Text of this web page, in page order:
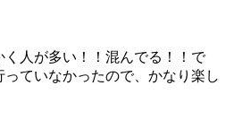
人が多い！！混んでる！！で
ていなかったので、かなり楽し